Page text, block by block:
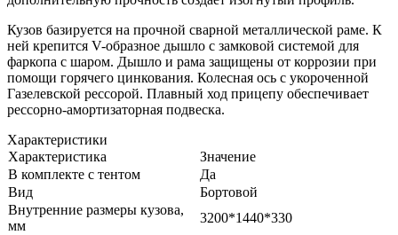
Кузов базируется на прочной сварной металлической раме. К
ней крепится V-образное дышло с замковой системой для
фаркопа с шаром. Дышло и рама защищены от коррозии при
помощи горячего цинкования. Колесная ось с укороченной
Газелевской рессорой. Плавный ход прицепу обеспечивает
рессорно-амортизаторная подвеска.
Характе­ристики
Характеристика
Значение
В комплекте с тентом
Да
Вид
Бортовой
Внутренние размеры кузова,
мм
3200*1440*330